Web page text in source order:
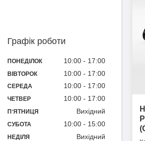
Графік роботи
ПОНЕДІЛОК 10:00 17:00
ВІВТОРОК 10:00 17:00
СЕРЕДА 10:00 17:00
ЧЕТВЕР 10:00 17:00
ПʼЯТНИЦЯ Вихідний
СУБОТА 10:00 15:00
НЕДІЛЯ Вихідний